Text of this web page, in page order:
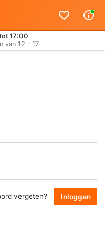
17:00
van 12 - 17
vergeten? Inloggen